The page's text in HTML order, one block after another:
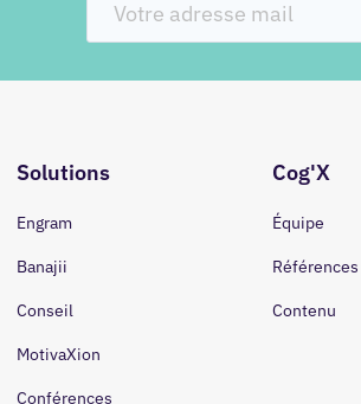
Solutions
Engram
Banajii
Conseil
MotivaXion
Conférences
Cog'X
Équipe
Références
Contenu